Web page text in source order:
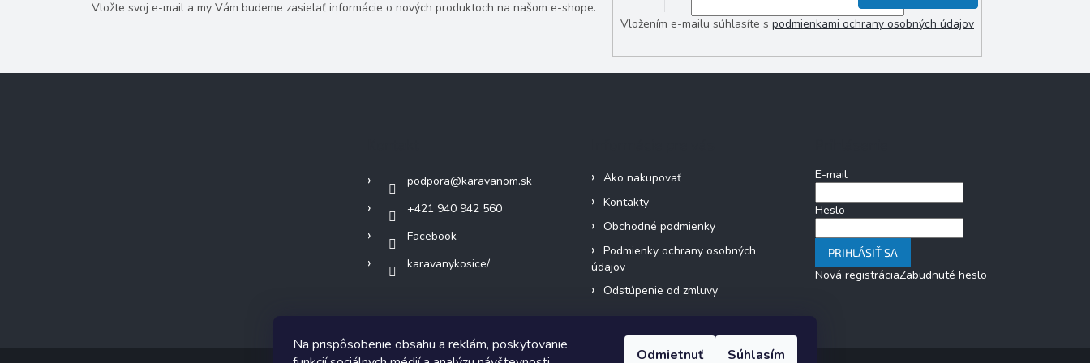
Na prispôsobenie obsahu a reklám, poskytovanie
Odmietnuť Súhlasím
Vložte svoj e-mail a my Vám budeme zasielať informácie o nových produktoch na našom e-shope.
Vložením e-mailu súhlasíte s podmienkami ochrany osobných údajov
podpora@karavanom.sk
+421 940 942 560
Facebook
karavanykosice/
Ako nakupovať
Kontakty
Obchodné podmienky
Podmienky ochrany osobných
údajov
Odstúpenie od zmluvy
E-mail
Heslo
PRIHLÁSIŤ SA
Nová registráciaZabudnuté heslo